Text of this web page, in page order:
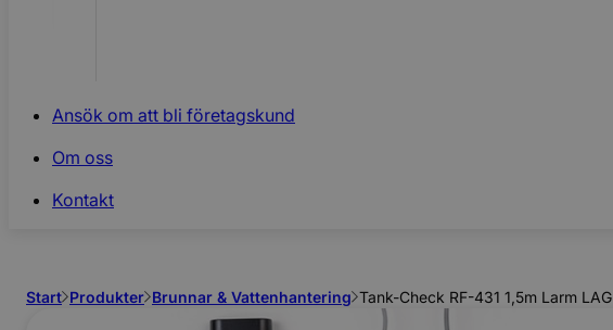
Ansök om att bli företagskund
Om oss
Kontakt
Start Produkter Brunnar & Vattenhantering Tank-Check RF-431 1,5m Larm LAG